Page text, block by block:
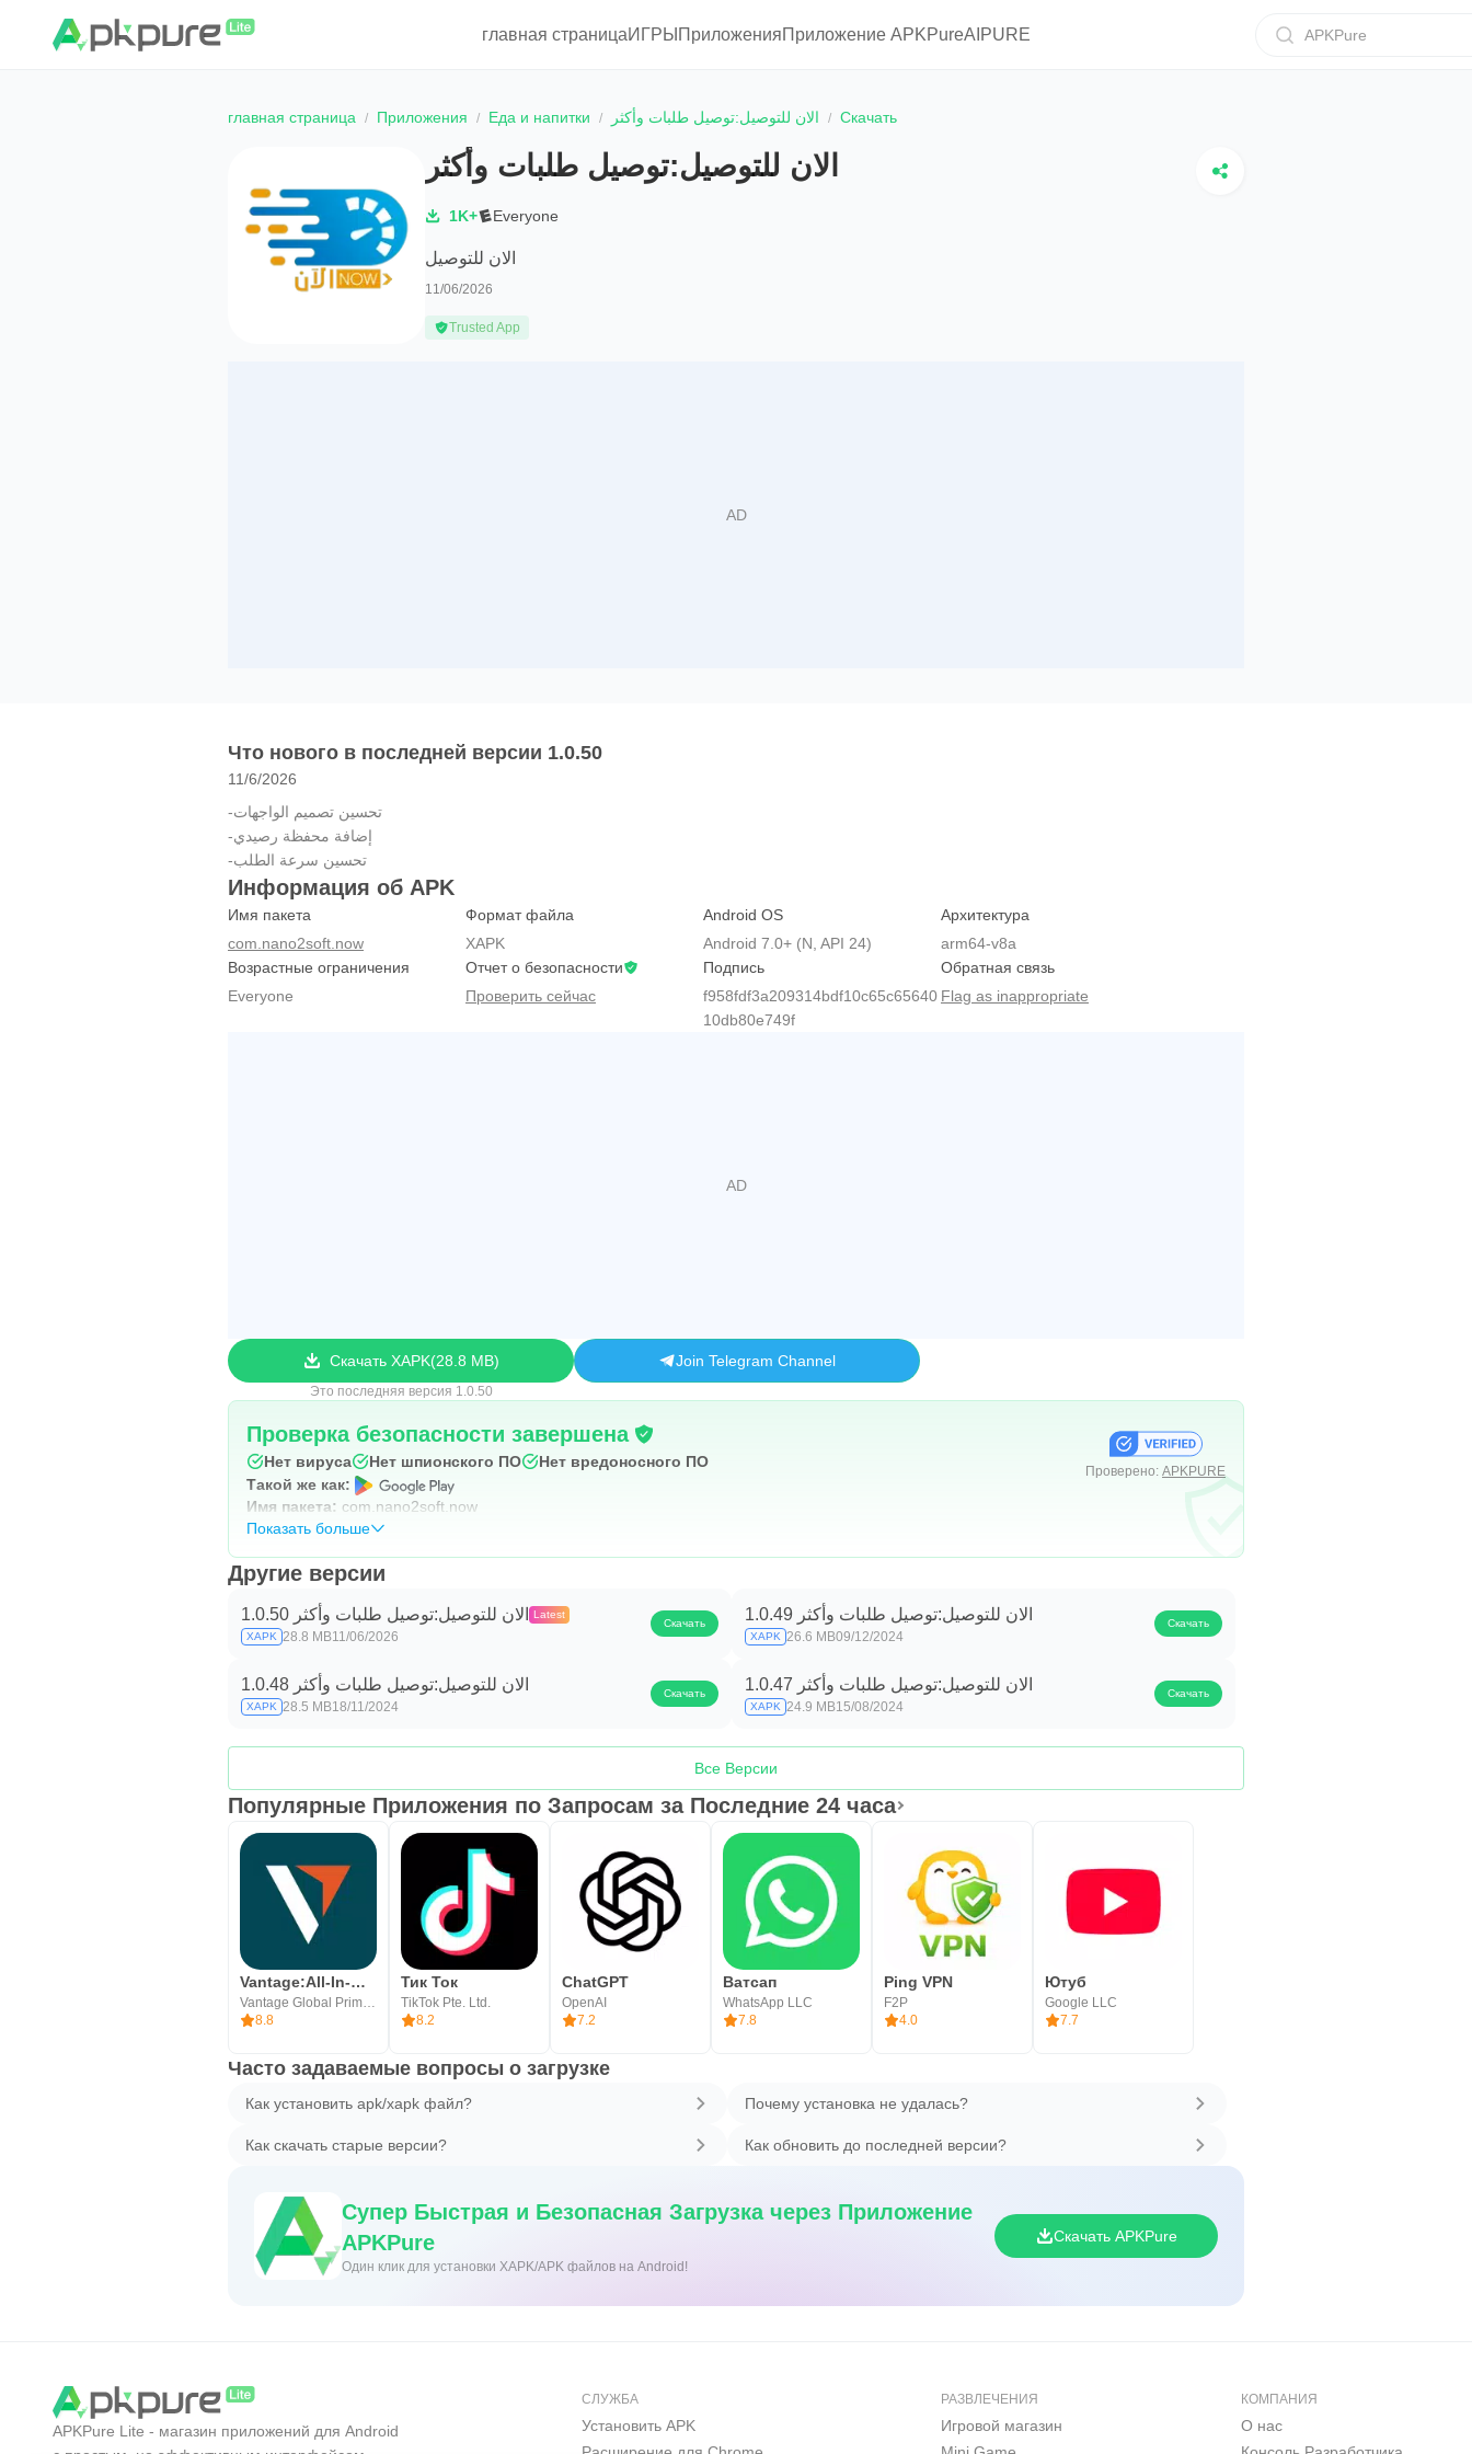
главная страницаИГРЫ ПриложенияПриложение APKPureAIPURE APKPure
главная страница Приложения Еда и напитки الان للتوصيل:توصيل طلبات وأكثر Скачать
الان للتوصيل:توصيل طلبات وأكثر
1K+ Everyone
الان للتوصيل
11/06/2026
Trusted App
Что нового в последней версии 1.0.50
11/6/2026
-تحسين تصميم الواجهات
-إضافة محفظة رصيدي
-تحسين سرعة الطلب
Информация об APK
Имя пакета
com.nano2soft.now
Формат файла
XAPK
Android OS
Android 7.0+ (N, API 24)
Архитектура
arm64-v8a
Возрастные ограничения
Everyone
Отчет о безопасности
Проверить сейчас
Подпись
f958fdf3a209314bdf10c65c65640
10db80e749f
Обратная связь
Flag as inappropriate
Это последняя версия 1.0.50
Скачать XAPK 28.8 MB Join Telegram Channel
Проверка безопасности завершена
Нет вируса Нет шпионского ПО
Нет вредоносного ПО
Такой же как:
Имя пакета: com.nano2soft.now
Показать больше
Проверено: APKPURE
Другие версии
الان للتوصيل:توصيل طلبات وأكثر 1.0.50
Latest
XAPK 28.8 MB11/06/2026
Скачать الان للتوصيل:توصيل طلبات وأكثر 1.0.49
XAPK 26.6 MB09/12/2024
Скачать
الان للتوصيل:توصيل طلبات وأكثر 1.0.48
XAPK 28.5 MB18/11/2024
Скачать الان للتوصيل:توصيل طلبات وأكثر 1.0.47
XAPK 24.9 MB15/08/2024
Скачать
Все Версии
Популярные Приложения по Запросам за Последние 24 часа
Vantage:All-In-One Trading App
Vantage Global Prime PTY LTD
8.8
Тик Ток
TikTok Pte. Ltd.
8.2
ChatGPT
OpenAI
7.2
Ватсап
WhatsApp LLC
7.8
Ping VPN
F2P
4.0
Ютуб
Google LLC
7.7
Часто задаваемые вопросы о загрузке
Как установить apk/xapk файл? Почему установка не удалась?
Как скачать старые версии? Как обновить до последней версии?
Супер Быстрая и Безопасная Загрузка через Приложение
APKPure
Один клик для установки XAPK/APK файлов на Android!
Скачать APKPure
APKPure Lite - магазин приложений для Android
СЛУЖБА
Установить APK
РАЗВЛЕЧЕНИЯ
Игровой магазин
КОМПАНИЯ
О нас